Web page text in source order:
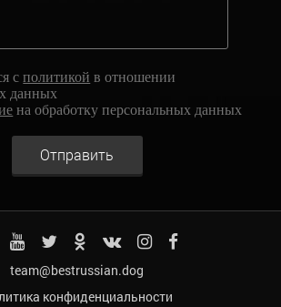
сполитикой в отношении
данных
на обработку персональных данных
Отправить
team@bestrussian.dog
конфиденциальности